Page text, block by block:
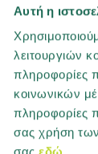
Αυτή η
λειτουργιών
πληροφορίες
κοινωνικών
πληροφορίες
σας χρήση